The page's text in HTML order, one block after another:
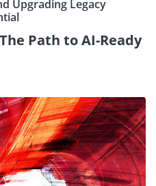
Upgrading Legacy
Path to AI-Ready